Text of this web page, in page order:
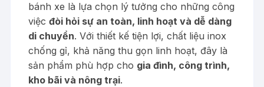
bánh xe là lựa chọn lý tưởng cho những công
việcđòi hỏi sự an toàn, linh hoạt và dễ dàng
di chuyển. Với thiết kế tiện lợi, chất liệu inox
chống gỉ, khả năng thu gọn linh hoạt, đây là
sản phẩm phù hợp cho gia đình, công trình,
kho bãi và nông trại.